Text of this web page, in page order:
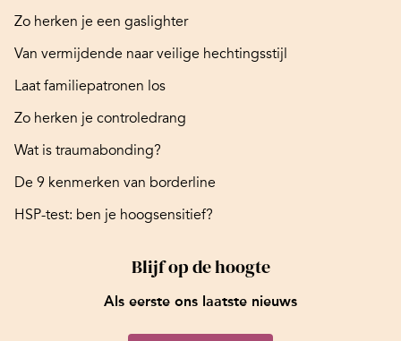
Zo herken je een gaslighter
Van vermijdende naar veilige hechtingsstijl
Laat familiepatronen los
Zo herken je controledrang
Wat is traumabonding?
De 9 kenmerken van borderline
HSP-test: ben je hoogsensitief?
Blijf op de hoogte
Als eerste ons laatste nieuws